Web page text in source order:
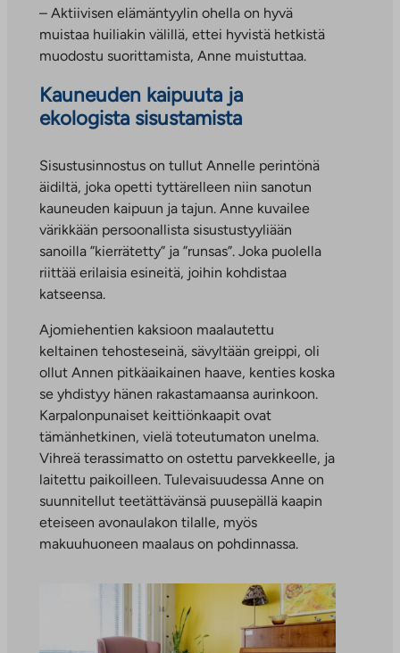
– Aktiivisen elämäntyylin ohella on hyvä
muistaa huiliakin välillä, ettei hyvistä hetkistä
muodostu suorittamista, Anne muistuttaa.
Kauneuden kaipuuta ja
ekologista sisustamista
Sisustusinnostus on tullut Annelle perintönä
äidiltä, joka opetti tyttärelleen niin sanotun
kauneuden kaipuun ja tajun. Anne kuvailee
värikkään persoonallista sisustustyyliään
sanoilla ”kierrätetty” ja ”runsas”. Joka puolella
riittää erilaisia esineitä, joihin kohdistaa
katseensa.
Ajomiehentien kaksioon maalautettu
keltainen tehosteseinä, sävyltään greippi, oli
ollut Annen pitkäaikainen haave, kenties koska
se yhdistyy hänen rakastamaansa aurinkoon.
Karpalonpunaiset keittiönkaapit ovat
tämänhetkinen, vielä toteutumaton unelma.
Vihreä terassimatto on ostettu parvekkeelle, ja
laitettu paikoilleen. Tulevaisuudessa Anne on
suunnitellut teetättävänsä puusepällä kaapin
eteiseen avonaulakon tilalle, myös
makuuhuoneen maalaus on pohdinnassa.